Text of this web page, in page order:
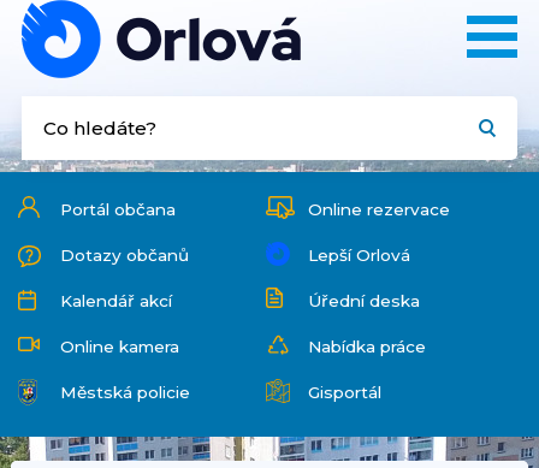
Portál občana Online rezervace
Dotazy občanů Lepší Orlová
Kalendář akcí Úřední deska
Online kamera Nabídka práce
Městská policie Gisportál